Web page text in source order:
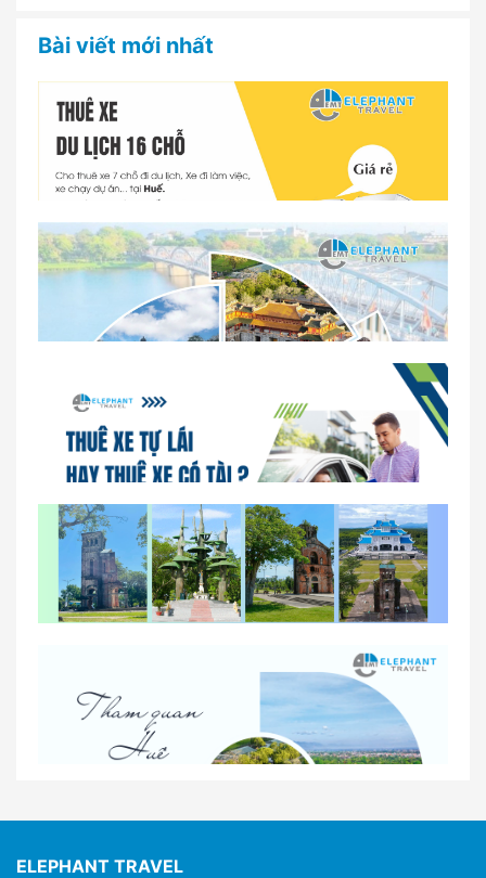
Bài viết mới nhất
Dịch vụ thuê xe 16 chỗ tại Huế 2026
So sánh thuê xe tự lái và thuê xe có tài xế tại Huế
Nhà Xe Con Voi – Dịch Vụ Cho Thuê Xe Từ Huế,
Sân Bay Phú Bài Đi Thánh Địa La Vang
ELEPHANT TRAVEL